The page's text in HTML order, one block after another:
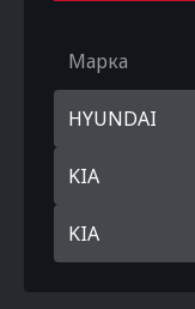
Марка
HYUNDAI
KIA
KIA